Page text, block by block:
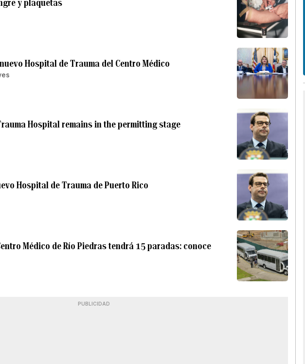
y plaquetas
Hospital de Trauma del Centro Médico
Hospital remains in the permitting stage
Hospital de Trauma de Puerto Rico
Médico de Río Piedras tendrá 15 paradas: conoce
PUBLICIDAD